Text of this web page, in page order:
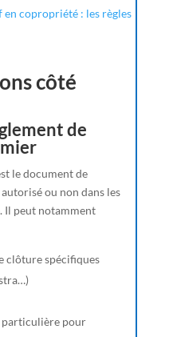
copropriété : les règles
côté
de
le document de
ou non dans les
Il peut notamment
clôture spécifiques
particulière pour